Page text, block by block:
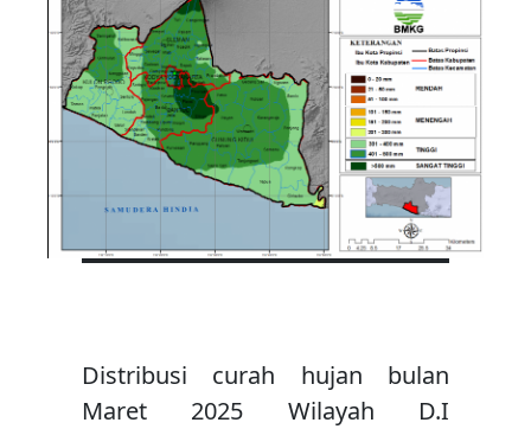
Distribusi curah hujan bulan
Maret 2025 Wilayah D.I